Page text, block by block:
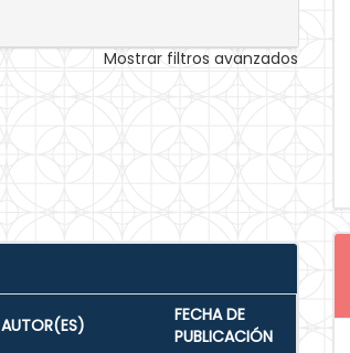
Mostrar filtros avanzados
AUTOR(ES)
FECHA DE
PUBLICACIÓN